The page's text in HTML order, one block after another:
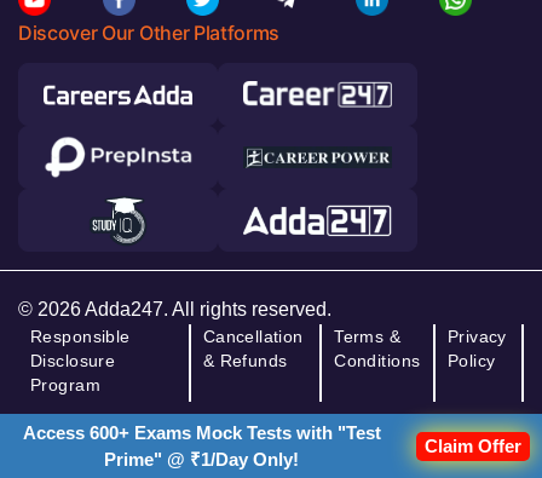
Discover Our Other Platforms
© 2026 Adda247. All rights reserved.
Responsible
Disclosure
Program
Cancellation
& Refunds
Terms &
Conditions
Privacy
Policy
Access 600+ Exams Mock Tests with "Test
Prime" @ ₹1/Day Only!
Claim Offer